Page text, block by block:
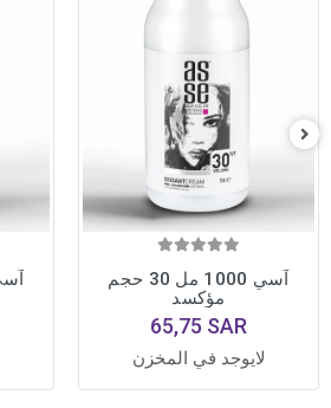
آسي 1000 مل 30 حجم
مؤكسد
65,75 SAR
لايوجد في المخزن